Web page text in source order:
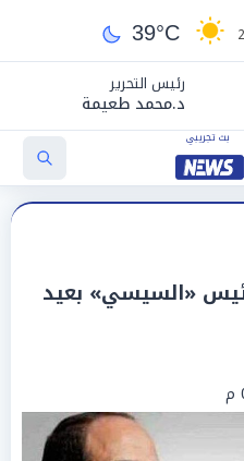
39°C
رئيس التحرير
د.محمد طعيمة
«السيسي» بعيد